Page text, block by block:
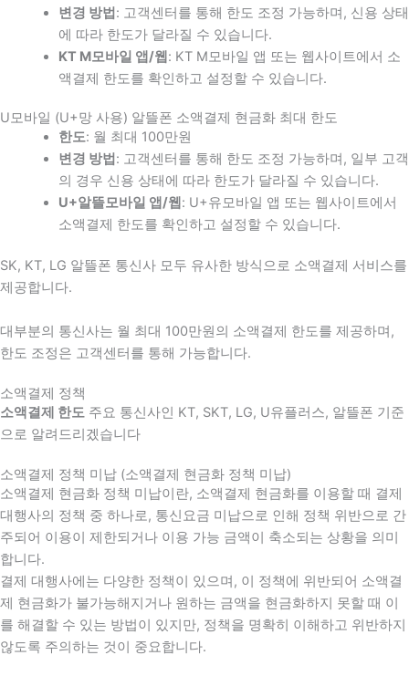
변경 방법 : 고객센터를 통해 한도 조정 가능하며, 신용 상태
에 따라 한도가 달라질 수 있습니다.
KT M모바일 앱/웹 : KT M모바일 앱 또는 웹사이트에서 소
액결제 한도를 확인하고 설정할 수 있습니다.
U모바일 (U+망 사용) 알뜰폰 소액결제 현금화 최대 한도
한도: 월 최대 100만원
변경 방법 : 고객센터를 통해 한도 조정 가능하며, 일부 고객
의 경우 신용 상태에 따라 한도가 달라질 수 있습니다.
U+알뜰모바일 앱/웹 : U+유모바일 앱 또는 웹사이트에서
소액결제 한도를 확인하고 설정할 수 있습니다.
SK, KT, LG 알뜰폰 통신사 모두 유사한 방식으로 소액결제 서비스를
제공합니다.
대부분의 통신사는 월 최대 100만원의 소액결제 한도를 제공하며,
한도 조정은 고객센터를 통해 가능합니다.
소액결제 정책
소액결제 한도 주요 통신사인 KT, SKT, LG, U유플러스, 알뜰폰 기준
으로 알려드리겠습니다
소액결제 정책 미납 (소액결제 현금화 정책 미납)
소액결제 현금화 정책 미납이란, 소액결제 현금화를 이용할 때 결제
대행사의 정책 중 하나로, 통신요금 미납으로 인해 정책 위반으로 간
주되어 이용이 제한되거나 이용 가능 금액이 축소되는 상황을 의미
합니다.
결제 대행사에는 다양한 정책이 있으며, 이 정책에 위반되어 소액결
제 현금화가 불가능해지거나 원하는 금액을 현금화하지 못할 때 이
를 해결할 수 있는 방법이 있지만, 정책을 명확히 이해하고 위반하지
않도록 주의하는 것이 중요합니다.